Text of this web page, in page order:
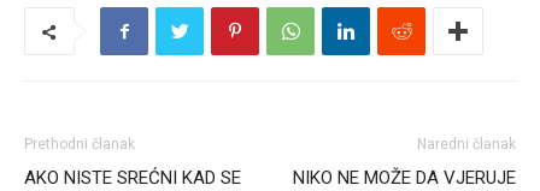
Prethodni članak
AKO NISTE SREĆNI KAD SE
Naredni članak
NIKO NE MOŽE DA VJERUJE